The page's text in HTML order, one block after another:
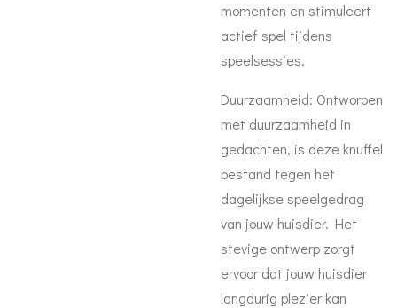
momenten en stimuleert
actief spel tijdens
speelsessies.
Duurzaamheid: Ontworpen
met duurzaamheid in
gedachten, is deze knuffel
bestand tegen het
dagelijkse speelgedrag
van jouw huisdier. Het
stevige ontwerp zorgt
ervoor dat jouw huisdier
langdurig plezier kan